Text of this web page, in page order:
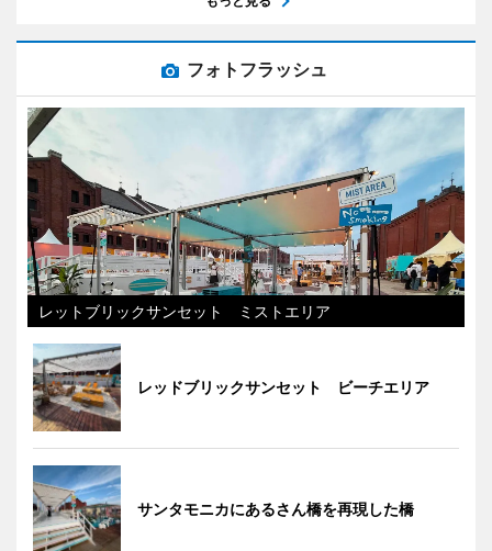
フォトフラッシュ
レットブリックサンセット ミストエリア
レッドブリックサンセット ビーチエリア
サンタモニカにあるさん橋を再現した橋